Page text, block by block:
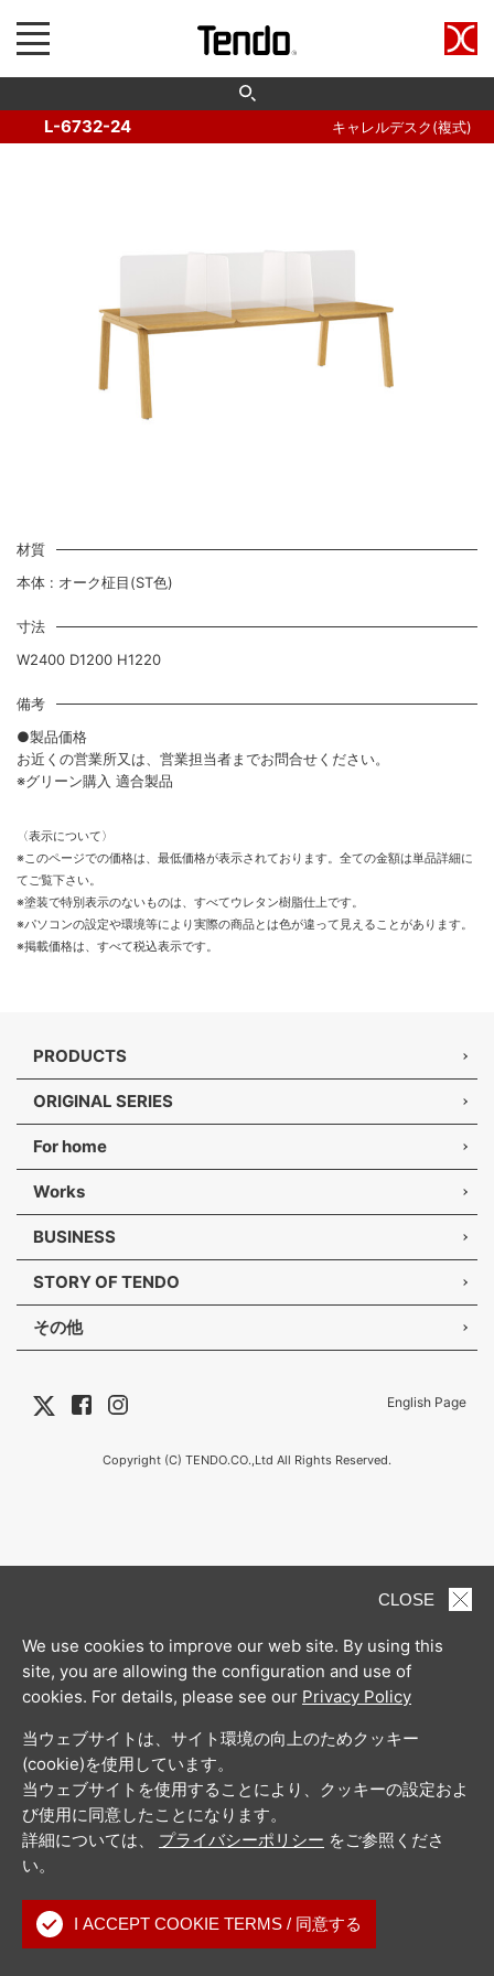
L-6732-24 キャレルデスク(複式)
材質
本体 : オーク柾目(ST色)
寸法
W2400 D1200 H1220
備考
●製品価格
お近くの営業所又は、営業担当者までお問合せください。
※グリーン購入 適合製品
〈表示について〉
※このページでの価格は、最低価格が表示されております。全ての金額は単品詳細に
てご覧下さい。
※塗装で特別表示のないものは、すべてウレタン樹脂仕上です。
※パソコンの設定や環境等により実際の商品とは色が違って見えることがあります。
※掲載価格は、すべて税込表示です。
PRODUCTS
ORIGINAL SERIES
For home
Works
BUSINESS
STORY OF TENDO
その他
English Page
Copyright (C) TENDO.CO.,Ltd All Rights Reserved.
CLOSE
We use cookies to improve our web site. By using this
site, you are allowing the configuration and use of
cookies. For details, please see our Privacy Policy
当ウェブサイトは、サイト環境の向上のためクッキー
(cookie)を使用しています。
当ウェブサイトを使用することにより、クッキーの設定およ
び使用に同意したことになります。
詳細については、 プライバシーポリシー をご参照くださ
い。
I ACCEPT COOKIE TERMS / 同意する